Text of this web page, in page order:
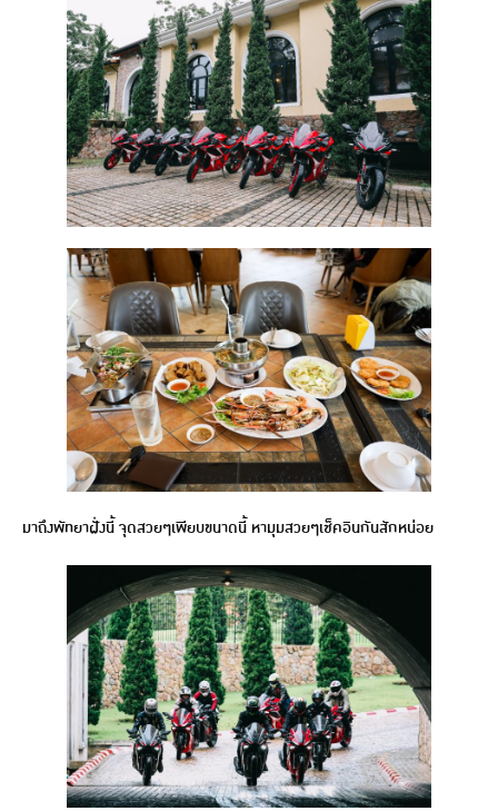
มาถึงพัทยาฝั่งนี้ จุดสวยๆเพียบขนาดนี้ หามุมสวยๆเช็คอินกันสักหน่อย